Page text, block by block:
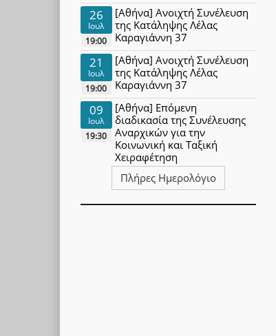
26
Ιουλ
19:00
[Αθήνα] Ανοιχτή Συνέλευση
της Κατάληψης Λέλας
Καραγιάννη 37
21
Ιουλ
19:00
[Αθήνα] Ανοιχτή Συνέλευση
της Κατάληψης Λέλας
Καραγιάννη 37
09
Ιουλ
19:30
[Αθήνα] Επόμενη
διαδικασία της Συνέλευσης
Αναρχικών για την
Κοινωνική και Ταξική
Χειραφέτηση
Πλήρες Ημερολόγιο